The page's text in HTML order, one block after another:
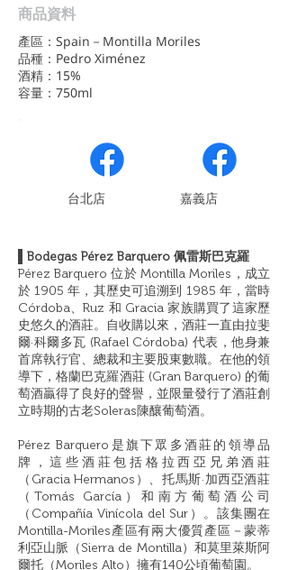
商品資料
產區：Spain－Montilla Moriles
品種：Pedro Ximénez
酒精：15%
容量：750ml
​台北店 嘉義店
▌Bodegas Pérez Barquero 佩雷斯巴克羅
Pérez Barquero 位於 Montilla Moriles，成立
於 1905 年，其歷史可追溯到 1985 年，當時
Córdoba、Ruz 和 Gracia 家族購買了這家歷
史悠久的酒莊。
自收購以來，酒莊一直由拉斐
爾·科爾多瓦 (Rafael Córdoba) 代表，他身兼
首席執行官、總裁和主要股東數職。在他的領
導下，格蘭巴克羅酒莊 (Gran Barquero) 的葡
萄酒贏得了良好的聲譽，並限量發行了酒莊創
立時期的古老Soleras陳釀葡萄酒。
Pérez Barquero是旗下眾多酒莊的領導品
牌，這些酒莊包括格拉西亞兄弟酒莊
（Gracia Hermanos）、托馬斯·加西亞酒莊
（Tomás García）和南方葡萄酒公司
（Compañía Vinícola del Sur）。該集團在
Montilla-Moriles產區有兩大優質產區－蒙蒂
利亞山脈（Sierra de Montilla）和莫里萊斯阿
爾托（Moriles Alto）擁有140公頃葡萄園。